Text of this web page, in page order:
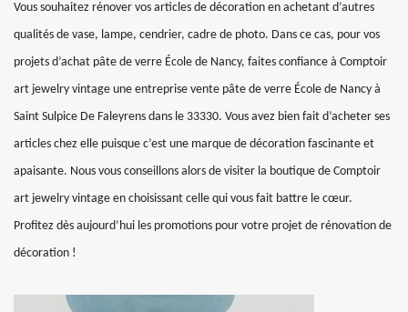
Vous souhaitez rénover vos articles de décoration en achetant d’autres
qualités de vase, lampe, cendrier, cadre de photo. Dans ce cas, pour vos
projets d’achat pâte de verre École de Nancy, faites confiance à Comptoir
art jewelry vintage une entreprise vente pâte de verre École de Nancy à
Saint Sulpice De Faleyrens dans le 33330. Vous avez bien fait d’acheter ses
articles chez elle puisque c’est une marque de décoration fascinante et
apaisante. Nous vous conseillons alors de visiter la boutique de Comptoir
art jewelry vintage en choisissant celle qui vous fait battre le cœur.
Profitez dès aujourd’hui les promotions pour votre projet de rénovation de
décoration !